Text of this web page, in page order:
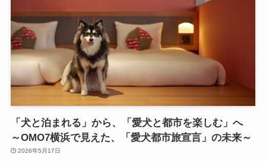
「犬と泊まれる」から、「愛犬と都市を楽しむ」へ
～OMO7横浜で見えた、「愛犬都市旅宣言」の未来～
2026年5月17日